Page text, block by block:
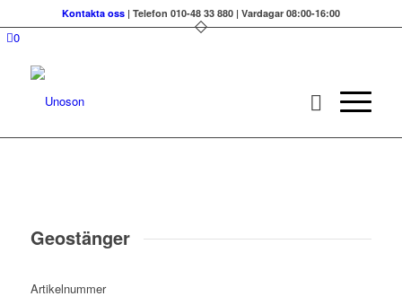
Kontakta oss| Telefon 010-48 33 880 | Vardagar 08:00-16:00
0
Geostänger
Artikelnummer